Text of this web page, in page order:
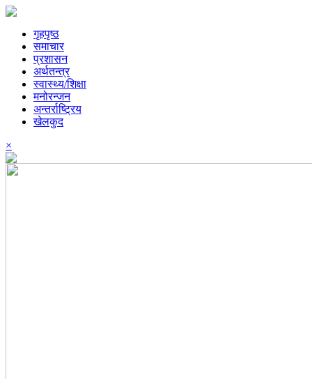
गृहपृष्ठ
समाचार
प्रशासन
अर्थतन्त्र
स्वास्थ्य/शिक्षा
मनोरन्जन
अन्तर्राष्ट्रिय
खेलकुद
×